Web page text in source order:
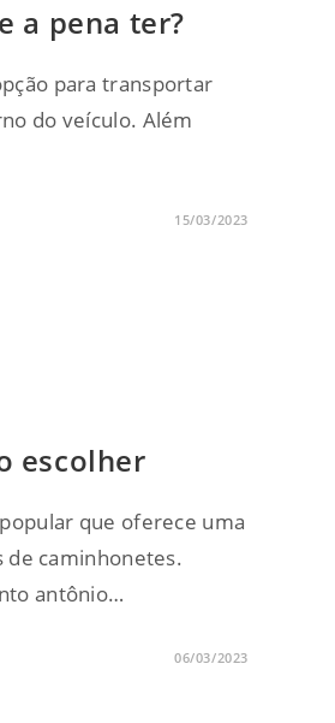
a pena ter?
para transportar
do veículo. Além
15/03/2023
escolher
que oferece uma
de caminhonetes.
antônio…
06/03/2023